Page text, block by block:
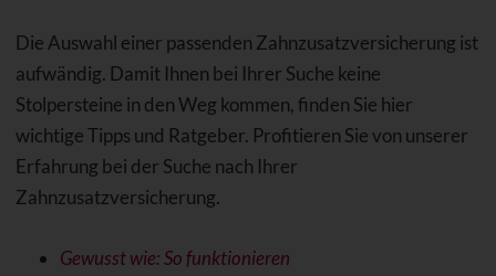
Die Auswahl einer passenden Zahnzusatzversicherung ist
aufwändig. Damit Ihnen bei Ihrer Suche keine
Stolpersteine in den Weg kommen, finden Sie hier
wichtige Tipps und Ratgeber. Profitieren Sie von unserer
Erfahrung bei der Suche nach Ihrer
Zahnzusatzversicherung.
Gewusst wie: So funktionieren